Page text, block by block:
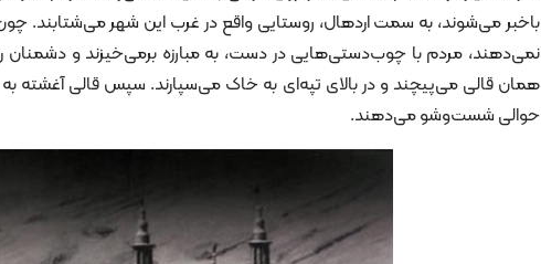
باخبر می‌شوند، به سمت اردهال، روستایی واقع در غرب این شهر می‌شتابند.
نمی‌دهند، مردم با چوب‌دستی‌هایی در دست، به مبارزه برمی‌خیزند و دشمنان
همان قالی می‌پیچند و در بالای تپه‌ای به خاک می‌سپارند. سپس قالی آغشته
حوالی شست‌وشو می‌دهند.